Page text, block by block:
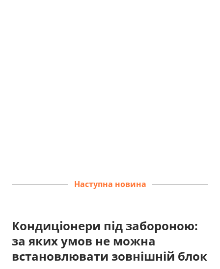
Наступна новина
Кондиціонери під забороною:
за яких умов не можна
встановлювати зовнішній блок